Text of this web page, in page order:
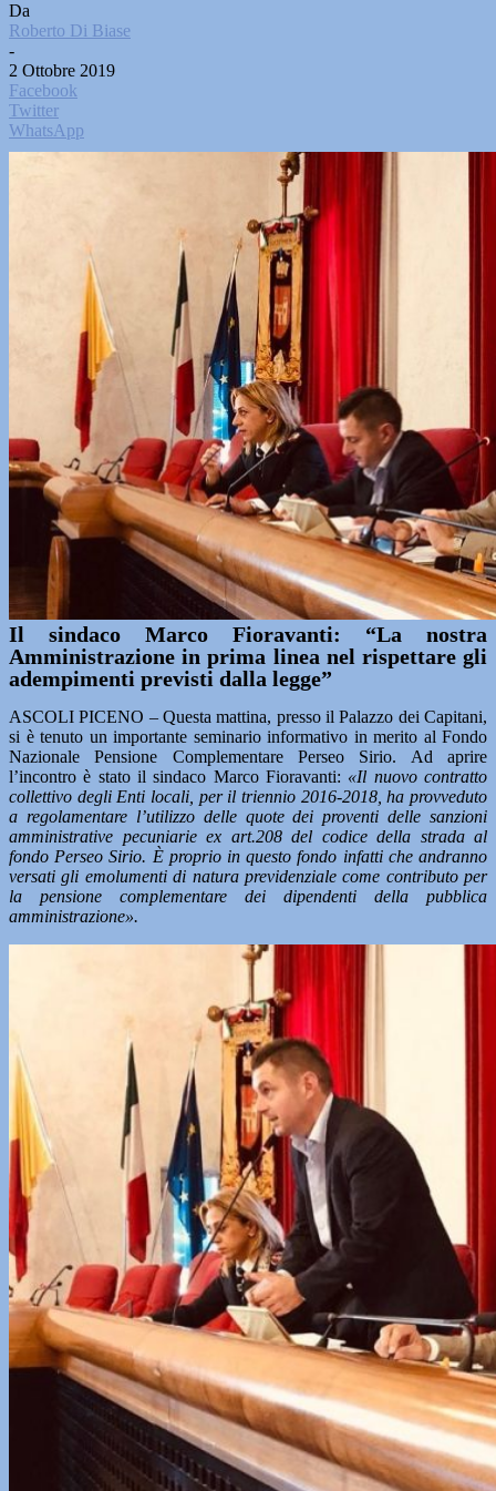
Da
Roberto Di Biase
-
2 Ottobre 2019
Facebook
Twitter
WhatsApp
Il sindaco Marco Fioravanti: “La nostra
Amministrazione in prima linea nel rispettare gli
adempimenti previsti dalla legge”
ASCOLI PICENO – Questa mattina, presso il Palazzo dei Capitani,
si è tenuto un importante seminario informativo in merito al Fondo
Nazionale Pensione Complementare Perseo Sirio. Ad aprire
l’incontro è stato il sindaco Marco Fioravanti: «Il nuovo contratto
collettivo degli Enti locali, per il triennio 2016-2018, ha provveduto
a regolamentare l’utilizzo delle quote dei proventi delle sanzioni
amministrative pecuniarie ex art.208 del codice della strada al
fondo Perseo Sirio. È proprio in questo fondo infatti che andranno
versati gli emolumenti di natura previdenziale come contributo per
la pensione complementare dei dipendenti della pubblica
amministrazione».